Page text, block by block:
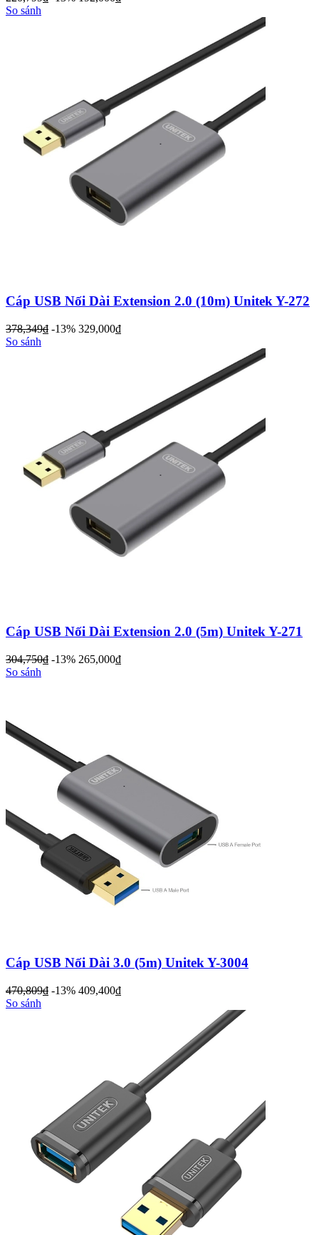
So sánh
Cáp USB Nối Dài Extension 2.0 (10m) Unitek Y-272
378,349đ -13% 329,000đ
So sánh
Cáp USB Nối Dài Extension 2.0 (5m) Unitek Y-271
304,750đ -13% 265,000đ
So sánh
Cáp USB Nối Dài 3.0 (5m) Unitek Y-3004
470,809đ -13% 409,400đ
So sánh